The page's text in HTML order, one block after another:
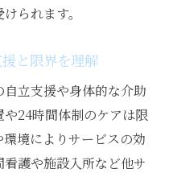
られます。
と限界を理解
立支援や身体的な介助
24時間体制のケアは限
境によりサービスの効
護や施設入所など他サ